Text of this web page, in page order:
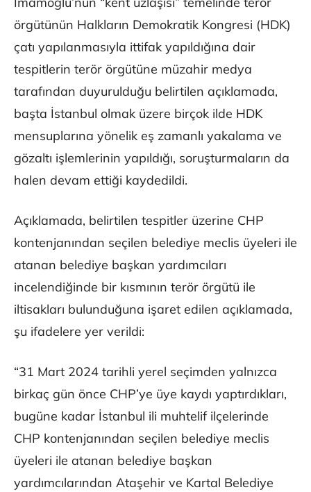
örgütünün Halkların Demokratik Kongresi (HDK)
çatı yapılanmasıyla ittifak yapıldığına dair
tespitlerin terör örgütüne müzahir medya
tarafından duyurulduğu belirtilen açıklamada,
başta İstanbul olmak üzere birçok ilde HDK
mensuplarına yönelik eş zamanlı yakalama ve
gözaltı işlemlerinin yapıldığı, soruşturmaların da
halen devam ettiği kaydedildi.
Açıklamada, belirtilen tespitler üzerine CHP
kontenjanından seçilen belediye meclis üyeleri ile
atanan belediye başkan yardımcıları
incelendiğinde bir kısmının terör örgütü ile
iltisakları bulunduğuna işaret edilen açıklamada,
şu ifadelere yer verildi:
“31 Mart 2024 tarihli yerel seçimden yalnızca
birkaç gün önce CHP’ye üye kaydı yaptırdıkları,
bugüne kadar İstanbul ili muhtelif ilçelerinde
CHP kontenjanından seçilen belediye meclis
üyeleri ile atanan belediye başkan
yardımcılarından Ataşehir ve Kartal Belediye